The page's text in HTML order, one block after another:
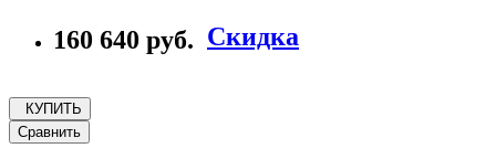
160 640 руб. Скидка
КУПИТЬ
Сравнить